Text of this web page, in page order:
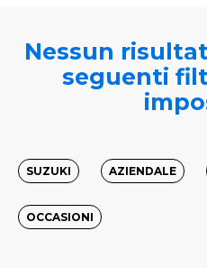
Nessun
seguenti
SUZUKI AZIENDALE
OCCASIONI